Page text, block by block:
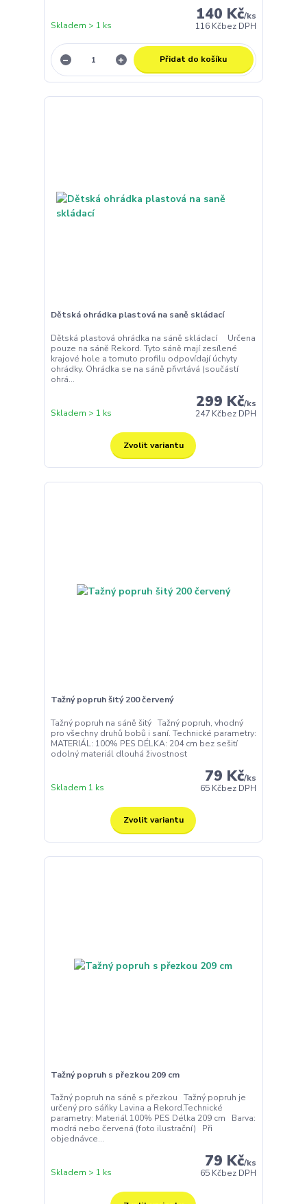
140 Kč/ks
116 Kčbez DPH
Skladem > 1 ks
Přidat do košíku
Dětská ohrádka plastová na saně skládací
Dětská plastová ohrádka na sáně skládací Určena
pouze na sáně Rekord. Tyto sáně mají zesílené
krajové hole a tomuto profilu odpovídají úchyty
ohrádky. Ohrádka se na sáně přivrtává (součástí
ohrá...
299 Kč/ks
247 Kčbez DPH
Skladem > 1 ks
Zvolit variantu
Tažný popruh šitý 200 červený
Tažný popruh na sáně šitý Tažný popruh, vhodný
pro všechny druhů bobů i saní. Technické parametry:
MATERIÁL: 100% PES DÉLKA: 204 cm bez sešití
odolný materiál dlouhá živostnost
79 Kč/ks
65 Kčbez DPH
Skladem 1 ks
Zvolit variantu
Tažný popruh s přezkou 209 cm
Tažný popruh na sáně s přezkou Tažný popruh je
určený pro sáňky Lavina a Rekord.Technické
parametry: Materiál 100% PES Délka 209 cm Barva:
modrá nebo červená (foto ilustrační) Při
objednávce...
79 Kč/ks
65 Kčbez DPH
Skladem > 1 ks